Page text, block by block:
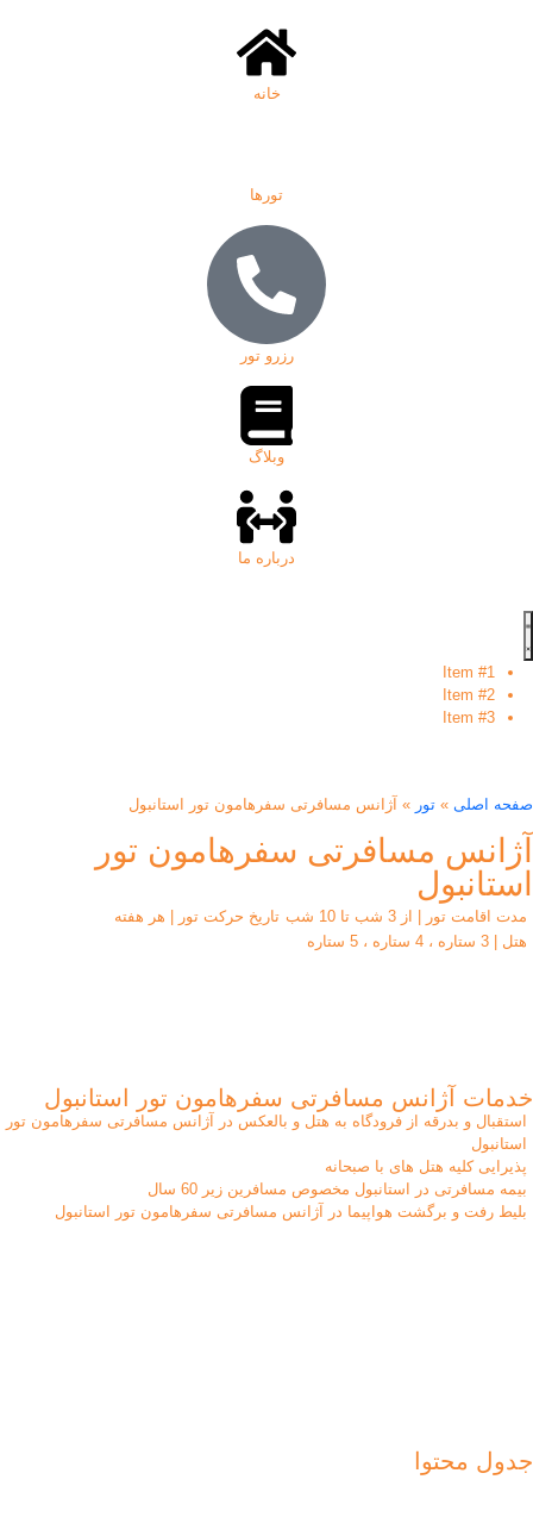
خانه
تورها
رزرو تور
وبلاگ
درباره ما
Item #1
Item #2
Item #3
صفحه اصلی » تور » آژانس مسافرتی سفرهامون تور استانبول
آژانس مسافرتی سفرهامون تور
استانبول
مدت اقامت تور | از 3 شب تا 10 شب
تاریخ حرکت تور | هر هفته
هتل | 3 ستاره ، 4 ستاره ، 5 ستاره
خدمات آژانس مسافرتی سفرهامون تور استانبول
استقبال و بدرقه از فرودگاه به هتل و بالعکس در آژانس مسافرتی سفرهامون تور
استانبول
پذیرایی کلیه هتل های با صبحانه
بیمه مسافرتی در استانبول مخصوص مسافرین زیر 60 سال
بلیط رفت و برگشت هواپیما در آژانس مسافرتی سفرهامون تور استانبول
جدول محتوا